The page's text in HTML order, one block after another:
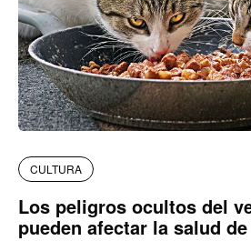
CULTURA
Los peligros ocultos del
pueden afectar la salud